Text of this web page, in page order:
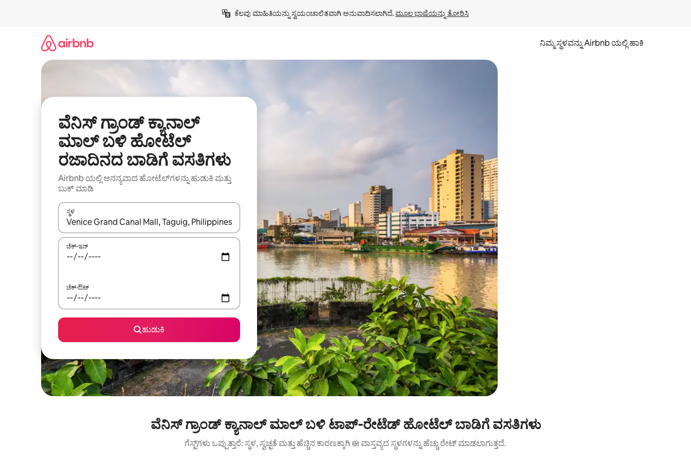
ಕೆಲವು ಮಾಹಿತಿಯನ್ನು ಸ್ವಯಂಚಾಲಿತವಾಗಿ ಅನುವಾದಿಸಲಾಗಿದೆ. ಮೂಲ ಭಾಷೆಯನ್ನು ತೋರಿಸಿ
ನಿಮ್ಮ ಸ್ಥಳವನ್ನು Airbnb ಯಲ್ಲಿ ಹಾಕಿ
ವೆನಿಸ್ ಗ್ರಾಂಡ್ ಕ್ಯಾನಾಲ್
ಮಾಲ್ ಬಳಿ ಹೋಟೆಲ್
ರಜಾದಿನದ ಬಾಡಿಗೆ ವಸತಿಗಳು
Airbnb ಯಲ್ಲಿ ಅನನ್ಯವಾದ ಹೋಟೆಲ್‌ಗಳನ್ನು ಹುಡುಕಿ ಮತ್ತು
ಬುಕ್ ಮಾಡಿ
ಸ್ಥಳ
ಫಲಿತಾಂಶಗಳು ಲಭ್ಯವಿರುವಾಗ, ಅಪ್ ಮತ್ತು ಡೌನ್ ಬಾಣದ ಕೀಲಿಗಳೊಂದಿಗೆ ನ್ಯಾವಿಗೇಟ್ ಮಾಡಿ ಅಥವಾ ಸ್ಪರ್ಶ ಅಥವಾ ಸ್ವೈಪ್ ಗೆಸ್ಚರ್‌ಗಳ ಮೂಲಕ ಅನ್ವೇಷಿಸಿ.
ಚೆಕ್-ಇನ್
ಚೆಕ್-ಔಟ್
ಹುಡುಕಿ
ವೆನಿಸ್ ಗ್ರಾಂಡ್ ಕ್ಯಾನಾಲ್ ಮಾಲ್ ಬಳಿ ಟಾಪ್-ರೇಟೆಡ್ ಹೋಟೆಲ್ ಬಾಡಿಗೆ ವಸತಿಗಳು
ಗೆಸ್ಟ್‌ಗಳು ಒಪ್ಪುತ್ತಾರೆ: ಸ್ಥಳ, ಸ್ವಚ್ಛತೆ ಮತ್ತು ಹೆಚ್ಚಿನ ಕಾರಣಕ್ಕಾಗಿ ಈ ವಾಸ್ತವ್ಯದ ಸ್ಥಳಗಳನ್ನು ಹೆಚ್ಚು ರೇಟ್ ಮಾಡಲಾಗುತ್ತದೆ.